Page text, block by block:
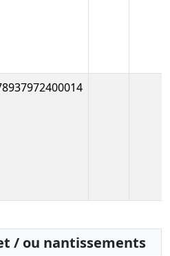
social
les comptes
/ ou nantissements